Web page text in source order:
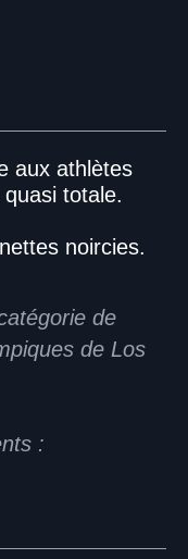
aux athlètes
totale.
noircies.
de
de Los
: